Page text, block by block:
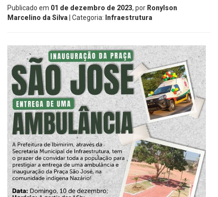
Publicado em 01 de dezembro de 2023, por Ronylson
Marcelino da Silva | Categoria: Infraestrutura